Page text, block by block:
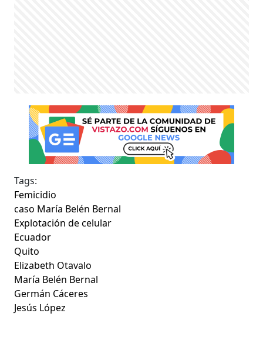
Tags:
Femicidio
caso María Belén Bernal
Explotación de celular
Ecuador
Quito
Elizabeth Otavalo
María Belén Bernal
Germán Cáceres
Jesús López